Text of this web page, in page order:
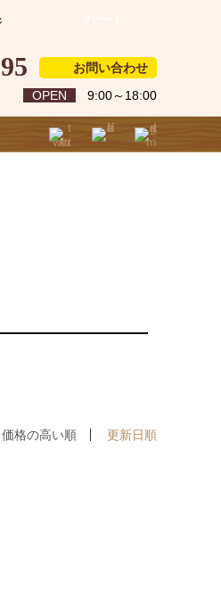
お問い合わせ
OPEN
9:00～18:00
価格の高い順 更新日順